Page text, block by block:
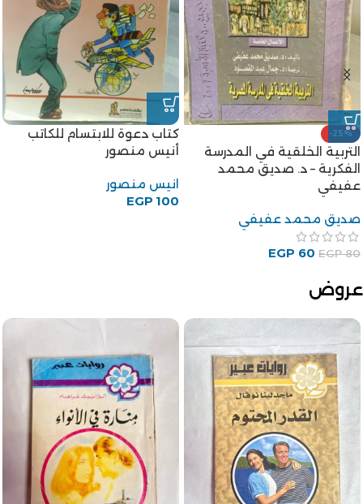
-25%
التربية الخلقية في المدرسة
الفكرية – د. صديق محمد
عفيفي
صديق محمد عفيفي
EGP80
EGP 60
كتاب دعوة للابتسام للكاتب
أنيس منصور
انيس منصور
EGP 100
عروض